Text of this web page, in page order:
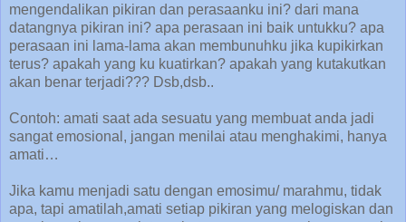
mengendalikan pikiran dan perasaanku ini? dari mana
datangnya pikiran ini? apa perasaan ini baik untukku? apa
perasaan ini lama-lama akan membunuhku jika kupikirkan
terus? apakah yang ku kuatirkan? apakah yang kutakutkan
akan benar terjadi??? Dsb,dsb..
Contoh: amati saat ada sesuatu yang membuat anda jadi
sangat emosional, jangan menilai atau menghakimi, hanya
amati…
Jika kamu menjadi satu dengan emosimu/ marahmu, tidak
apa, tapi amatilah,amati setiap pikiran yang melogiskan dan